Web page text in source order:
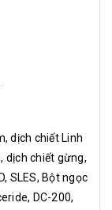
dịch chiết Linh
dịch chiết gừng,
SLES, Bột ngọc
DC-200,